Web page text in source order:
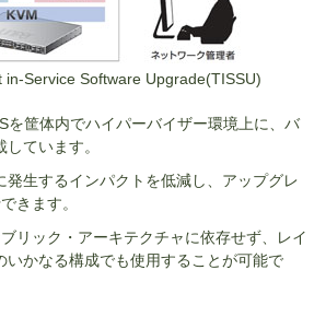
in-Service Software Upgrade(TISSU)
を筐体内でハイパーバイザー環境上に、バ
ています。
発生するインパクトを低減し、アップグレ
きます。
リック・アーキテクチャに依存せず、レイ
いかなる構成でも使用することが可能で